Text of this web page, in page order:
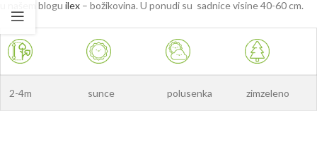
u našem blogu ilex – božikovina. U ponudi su sadnice visine 40-60 cm.
2-4m sunce polusenka zimzeleno